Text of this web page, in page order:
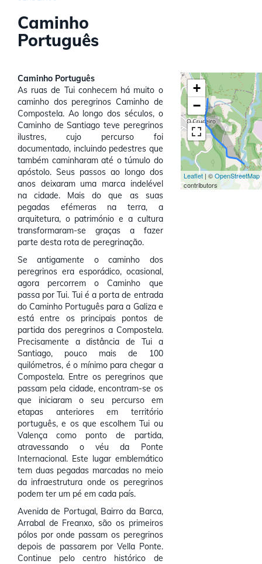
Caminho
Português
Caminho Português
As ruas de Tui conhecem há muito o
caminho dos peregrinos Caminho de
Compostela. Ao longo dos séculos, o
Caminho de Santiago teve peregrinos
ilustres, cujo percurso foi
documentado, incluindo pedestres que
também caminharam até o túmulo do
apóstolo. Seus passos ao longo dos
anos deixaram uma marca indelével
na cidade. Mais do que as suas
pegadas efémeras na terra, a
arquitetura, o património e a cultura
transformaram-se graças a fazer
parte desta rota de peregrinação.
Se antigamente o caminho dos
peregrinos era esporádico, ocasional,
agora percorrem o Caminho que
passa por Tui. Tui é a porta de entrada
do Caminho Português para a Galiza e
está entre os principais pontos de
partida dos peregrinos a Compostela.
Precisamente a distância de Tui a
Santiago, pouco mais de 100
quilómetros, é o mínimo para chegar a
Compostela. Entre os peregrinos que
passam pela cidade, encontram-se os
que iniciaram o seu percurso em
etapas anteriores em território
português, e os que escolhem Tui ou
Valença como ponto de partida,
atravessando o véu da Ponte
Internacional. Este lugar emblemático
tem duas pegadas marcadas no meio
da infraestrutura onde os peregrinos
podem ter um pé em cada país.
Avenida de Portugal, Bairro da Barca,
Arrabal de Freanxo, são os primeiros
pólos por onde passam os peregrinos
depois de passarem por Vella Ponte.
Continue pelo centro histórico de
+
−
Leaflet| ©OpenStreetMap
contributors